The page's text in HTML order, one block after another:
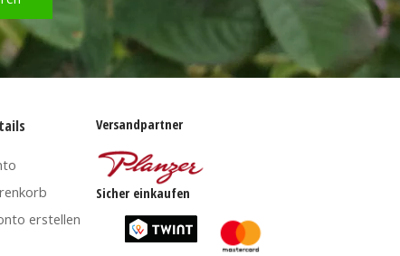
erstellen
Versandpartner
Sicher einkaufen